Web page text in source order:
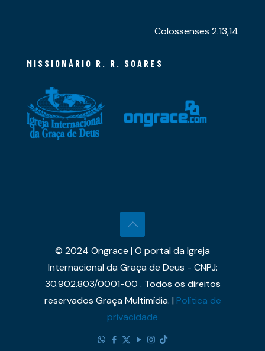
Colossenses 2.13,14
MISSIONÁRIO R. R. SOARES
© 2024 Ongrace | O portal da Igreja
Internacional da Graça de Deus - CNPJ:
30.902.803/0001-00 . Todos os direitos
reservados Graça Multimídia. |Política de
privacidade